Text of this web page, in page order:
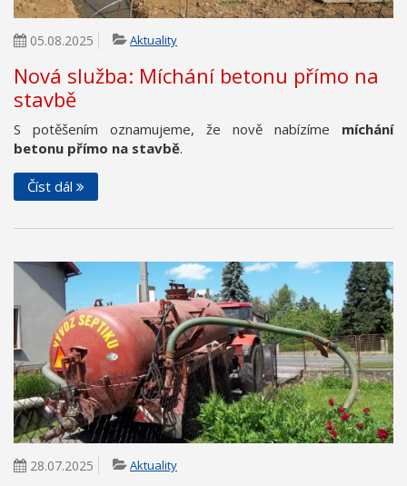
05.08.2025 Aktuality
Nová služba: Míchání betonu přímo na
stavbě
S potěšením oznamujeme, že nově nabízíme míchání
betonu přímo na stavbě.
Číst dál
28.07.2025 Aktuality